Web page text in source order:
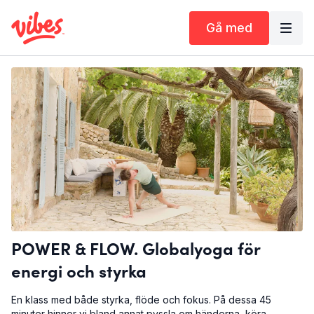
Gå med
POWER & FLOW. Globalyoga för
energi och styrka
En klass med både styrka, flöde och fokus. På dessa 45